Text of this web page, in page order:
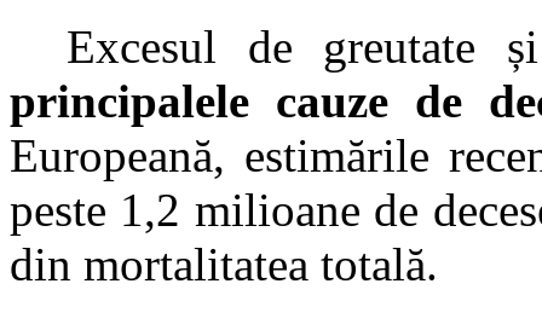
Excesul de greutate
principalele cauze de
Europeană, estimările
peste 1,2 milioane de
din mortalitatea totală.